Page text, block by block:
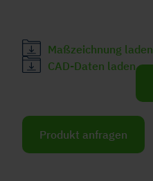
Maßzeichnung laden
CAD-Daten laden
Produkt anfragen